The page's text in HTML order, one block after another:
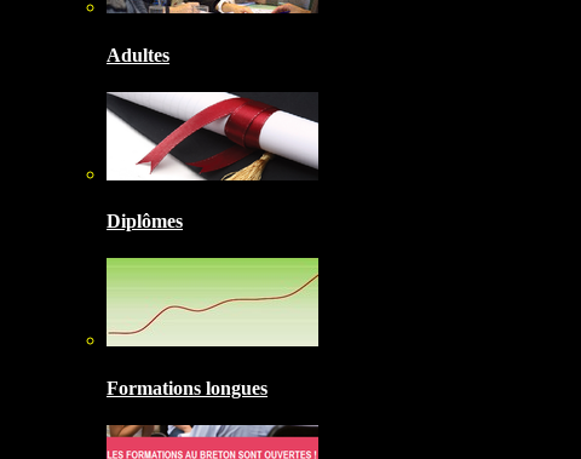
Adultes
Diplômes
Formations longues